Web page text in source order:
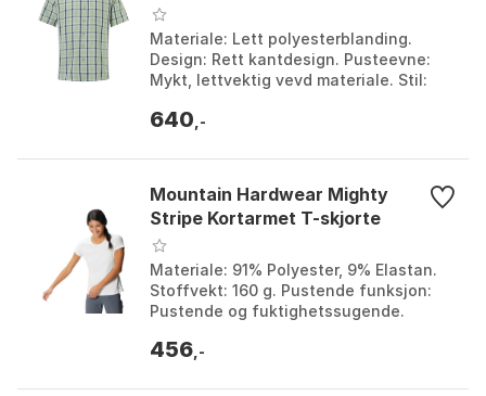
Materiale: Lett polyesterblanding.
Design: Rett kantdesign. Pusteevne:
Mykt, lettvektig vevd materiale. Stil:
Farge: Birch Ba...
640 ,-
Mountain Hardwear Mighty
Stripe Kortarmet T-skjorte
Materiale: 91% Polyester, 9% Elastan.
Stoffvekt: 160 g. Pustende funksjon:
Pustende og fuktighetssugende.
Farge: Fogbank. Stø...
456 ,-